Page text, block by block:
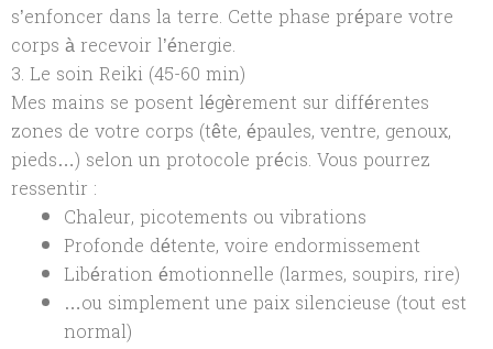
s’enfoncer dans la terre. Cette phase prépare votre
corps à recevoir l’énergie.
3. Le soin Reiki (45-60 min)
Mes mains se posent légèrement sur différentes
zones de votre corps (tête, épaules, ventre, genoux,
pieds…) selon un protocole précis. Vous pourrez
ressentir :
Chaleur, picotements ou vibrations
Profonde détente, voire endormissement
Libération émotionnelle (larmes, soupirs, rire)
…ou simplement une paix silencieuse (tout est
normal)